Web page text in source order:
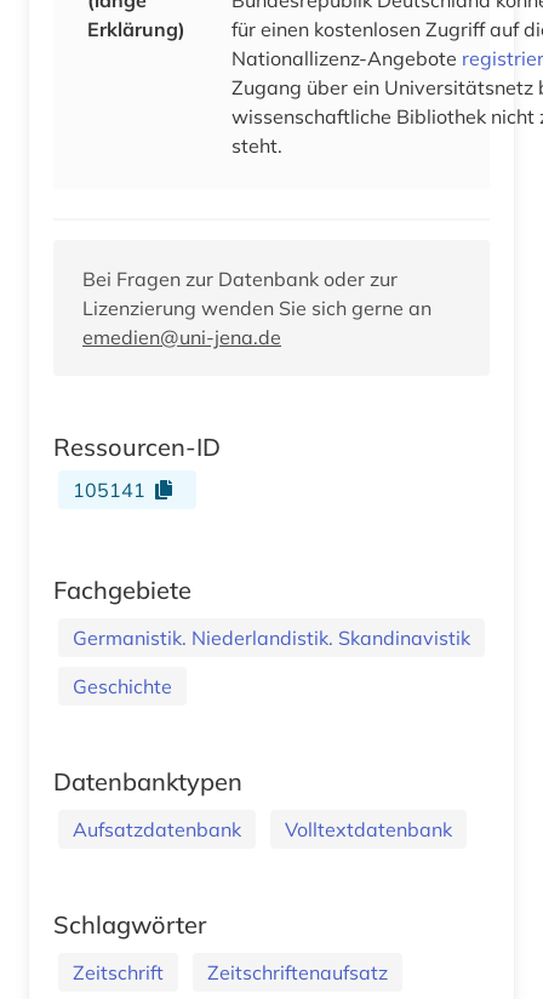
Erklärung)
für einen kostenlosen Zugriff auf
Nationallizenz-Angebote
Zugang über ein Universitätsnetz
wissenschaftliche Bibliothek nicht
steht.
Bei Fragen zur Datenbank oder zur
Lizenzierung wenden Sie sich gerne an
emedien@uni-jena.de
Ressourcen-ID
105141
Fachgebiete
Germanistik. Niederlandistik. Skandinavistik
Geschichte
Datenbanktypen
Aufsatzdatenbank Volltextdatenbank
Schlagwörter
Zeitschrift Zeitschriftenaufsatz